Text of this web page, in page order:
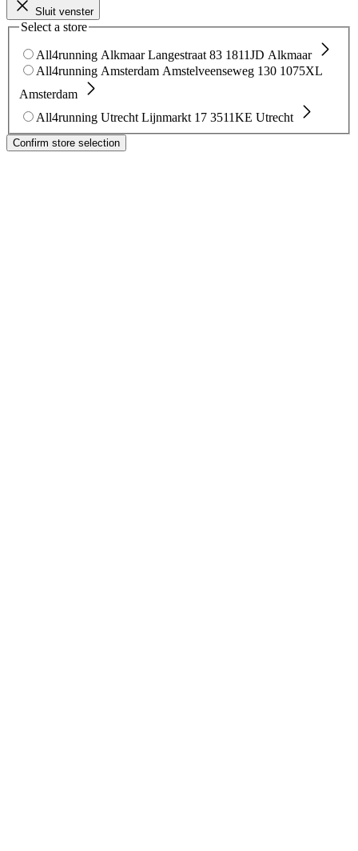
Sluit venster
Select a store
All4running Alkmaar Langestraat 83 1811JD Alkmaar
All4running Amsterdam Amstelveenseweg 130 1075XL
Amsterdam
All4running Utrecht Lijnmarkt 17 3511KE Utrecht
Confirm store selection